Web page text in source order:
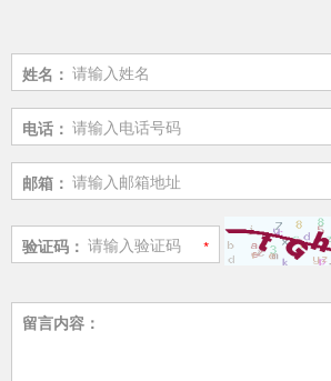
姓名：
电话：
邮箱：
验证码：
留言内容：